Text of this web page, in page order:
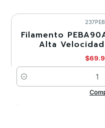
-30%
Filamento
Alta
Cantidad